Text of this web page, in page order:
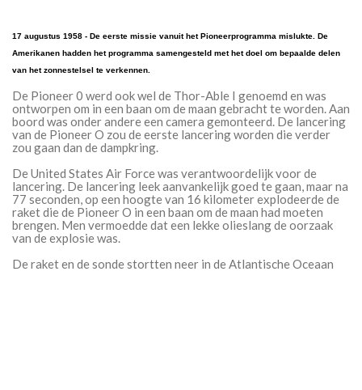
17 augustus 1958 - De eerste missie vanuit het Pioneerprogramma mislukte. De
Amerikanen hadden het programma samengesteld met het doel om bepaalde delen
van het zonnestelsel te verkennen.
De Pioneer 0 werd ook wel de Thor-Able I genoemd en was
ontworpen om in een baan om de maan gebracht te worden. Aan
boord was onder andere een camera gemonteerd. De lancering
van de Pioneer O zou de eerste lancering worden die verder
zou gaan dan de dampkring.
De United States Air Force was verantwoordelijk voor de
lancering. De lancering leek aanvankelijk goed te gaan, maar na
77 seconden, op een hoogte van 16 kilometer explodeerde de
raket die de Pioneer O in een baan om de maan had moeten
brengen. Men vermoedde dat een lekke olieslang de oorzaak
van de explosie was.
De raket en de sonde stortten neer in de Atlantische Oceaan